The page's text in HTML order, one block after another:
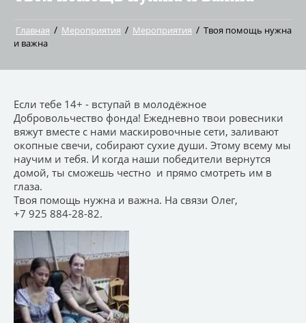
Главная / Мероприятия / Мероприятия / Твоя помощь нужна
и важна
Если тебе 14+ - вступай в молодёжное
Добровольчество фонда! Ежедневно твои ровесники
вяжут вместе с нами маскировочные сети, заливают
окопные свечи, собирают сухие души. Этому всему мы
научим и тебя. И когда наши победители вернутся
домой, ты сможешь честно и прямо смотреть им в
глаза.
Твоя помощь нужна и важна. На связи Олег,
+7 925 884-28-82.